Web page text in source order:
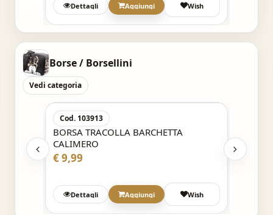
Dettagli Aggiungi Wish
Borse / Borsellini
Vedi categoria
Cod. 103913
BORSA TRACOLLA BARCHETTA
CALIMERO
€ 9,99
Dettagli Aggiungi Wish
-
€